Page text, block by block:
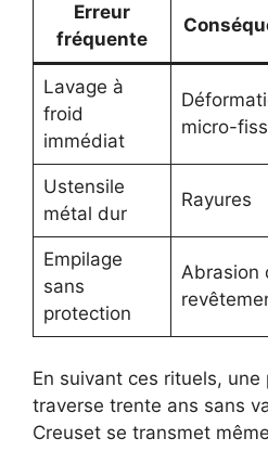
Erreur
fréquente
Lavage à
froid
immédiat
micro-
Ustensile
métal dur
Rayures
Empilage
sans
protection
Abrasion
En suivant ces rituels, une
traverse trente ans sans
Creuset se transmet